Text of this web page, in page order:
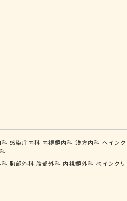
感染症内科 内視鏡内科 漢方内科 ペイン
胸部外科 腹部外科 内視鏡外科 ペインク